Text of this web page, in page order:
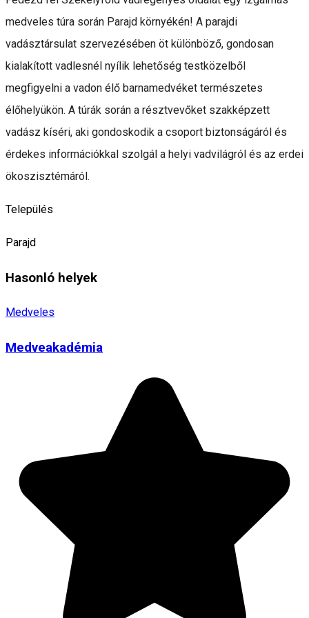
medveles túra során Parajd környékén! A parajdi
vadásztársulat szervezésében öt különböző, gondosan
kialakított vadlesnél nyílik lehetőség testközelből
megfigyelni a vadon élő barnamedvéket természetes
élőhelyükön. A túrák során a résztvevőket szakképzett
vadász kíséri, aki gondoskodik a csoport biztonságáról és
érdekes információkkal szolgál a helyi vadvilágról és az erdei
ökoszisztémáról.
Település
Parajd
Hasonló helyek
Medveles
Medveakadémia